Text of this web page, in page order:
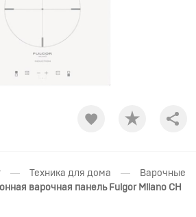
— Техника для дома —
Варочные
варочная панель Fulgor Milano CH